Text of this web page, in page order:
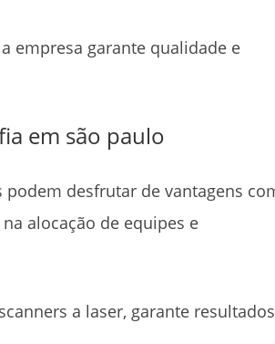
empresa garante qualidade e
em são paulo
podem desfrutar de vantagens
alocação de equipes e
a laser, garante resultados